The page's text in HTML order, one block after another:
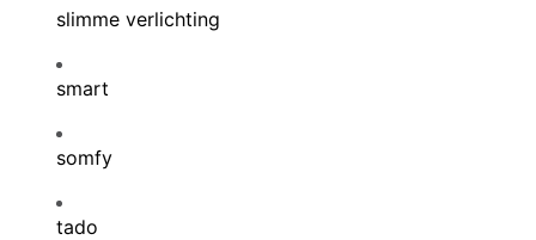
slimme verlichting
smart
somfy
tado